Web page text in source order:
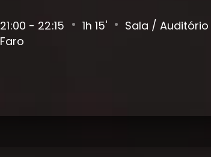
21 00 - 22 15 1h 15' Sala / Auditório
Faro